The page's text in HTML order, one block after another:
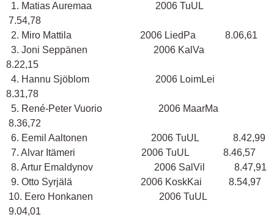
1. Matias Auremaa 2006 TuUL
7.54,78
2. Miro Mattila 2006 LiedPa 8.06,61
3. Joni Seppänen 2006 KalVa
8.22,15
4. Hannu Sjöblom 2006 LoimLei
8.31,78
5. René-Peter Vuorio 2006 MaarMa
8.36,72
6. Eemil Aaltonen 2006 TuUL 8.42,99
7. Alvar Itämeri 2006 TuUL 8.46,57
8. Artur Emaldynov 2006 SalVil 8.47,91
9. Otto Syrjälä 2006 KoskKai 8.54,97
10. Eero Honkanen 2006 TuUL
9.04,01